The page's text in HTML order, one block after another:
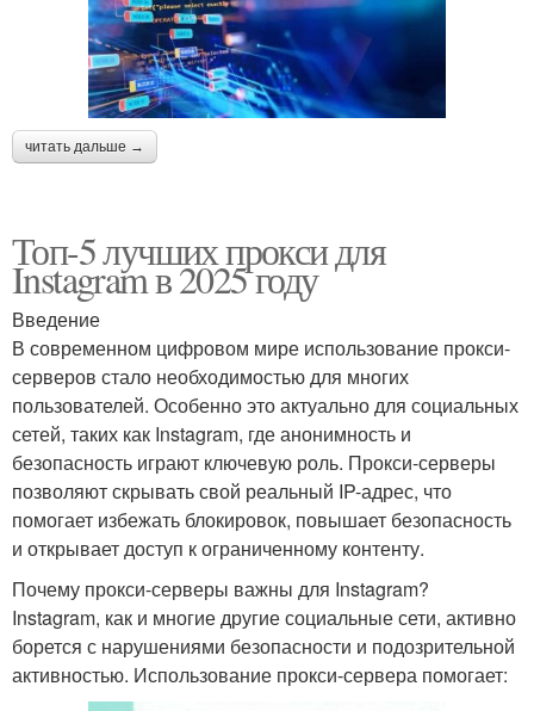
читать дальше →
Топ-5 лучших прокси для
Instagram в 2025 году
Введение
В современном цифровом мире использование прокси-
серверов стало необходимостью для многих
пользователей. Особенно это актуально для социальных
сетей, таких как Instagram, где анонимность и
безопасность играют ключевую роль. Прокси-серверы
позволяют скрывать свой реальный IP-адрес, что
помогает избежать блокировок, повышает безопасность
и открывает доступ к ограниченному контенту.
Почему прокси-серверы важны для Instagram?
Instagram, как и многие другие социальные сети, активно
борется с нарушениями безопасности и подозрительной
активностью. Использование прокси-сервера помогает: